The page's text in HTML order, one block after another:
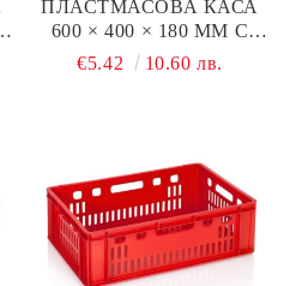
ПЛАСТМАСОВА КАСА
600 × 400 × 180 ММ С
ПЛЪТНО ДЪНО
€5.42 10.60 лв.